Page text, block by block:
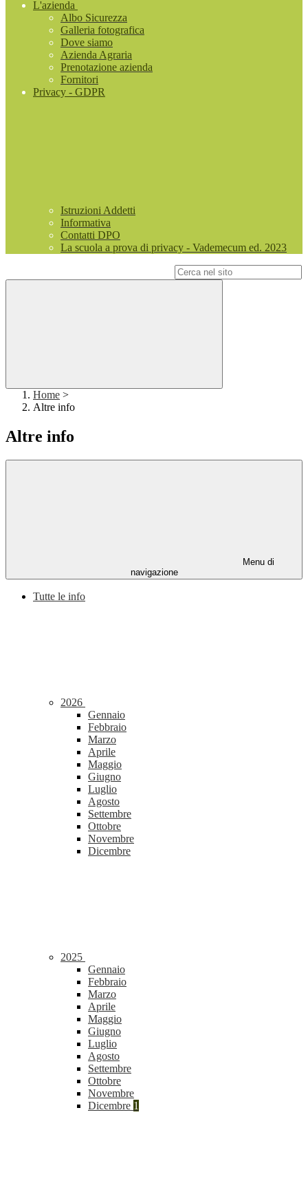
L'azienda
Albo Sicurezza
Galleria fotografica
Dove siamo
Azienda Agraria
Prenotazione azienda
Fornitori
Privacy - GDPR
Istruzioni Addetti
Informativa
Contatti DPO
La scuola a prova di privacy - Vademecum ed. 2023
Home >
Altre info
Altre info
Menu di
navigazione
Tutte le info
2026
Gennaio
Febbraio
Marzo
Aprile
Maggio
Giugno
Luglio
Agosto
Settembre
Ottobre
Novembre
Dicembre
2025
Gennaio
Febbraio
Marzo
Aprile
Maggio
Giugno
Luglio
Agosto
Settembre
Ottobre
Novembre
Dicembre 1